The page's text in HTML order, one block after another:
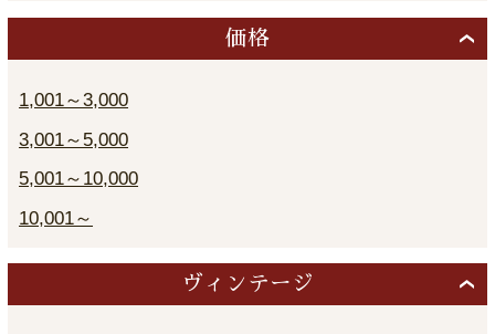
価格
1,001～3,000
3,001～5,000
5,001～10,000
10,001～
ヴィンテージ